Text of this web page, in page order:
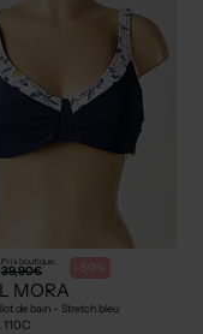
Prix boutique :
39,90€ -50%
MORA
de bain - Stretch bleu